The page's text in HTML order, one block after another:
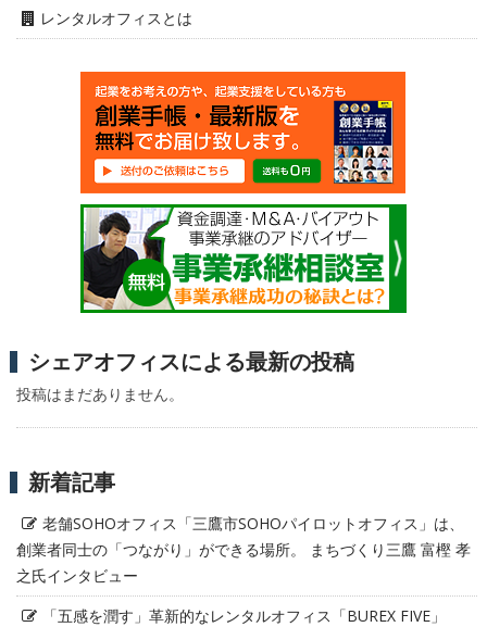
レンタルオフィスとは
シェアオフィスによる最新の投稿
投稿はまだありません。
新着記事
老舗SOHOオフィス「三鷹市SOHOパイロットオフィス」は、
創業者同士の「つながり」ができる場所。 まちづくり三鷹 富樫 孝
之氏インタビュー
「五感を潤す」革新的なレンタルオフィス「BUREX FIVE」